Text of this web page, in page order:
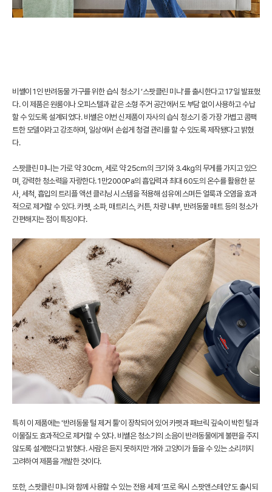
비쎌이 1인 반려동물 가구를 위한 습식 청소기 ‘스팟클린 미니’를 출시한다고 17일 발표했
다. 이 제품은 원룸이나 오피스텔과 같은 소형 주거 공간에서도 부담 없이 사용하고 수납
할 수 있도록 설계되었다. 비쎌은 이번 신제품이 자사의 습식 청소기 중 가장 가볍고 콤팩
트한 모델이라고 강조하며, 일상에서 손쉽게 청결 관리를 할 수 있도록 제작됐다고 밝혔
다.
스팟클린 미니는 가로 약 30㎝, 세로 약 25㎝의 크기와 3.4㎏의 무게를 가지고 있으
며, 강력한 청소력을 자랑한다. 1만2000Pa의 흡입력과 최대 60도의 온수를 활용한 분
사, 세척, 흡입의 트리플 액션 클리닝 시스템을 적용해 섬유에 스며든 얼룩과 오염을 효과
적으로 제거할 수 있다. 카펫, 소파, 매트리스, 커튼, 차량 내부, 반려동물 매트 등의 청소가
간편해지는 점이 특징이다.
특히 이 제품에는 '반려동물 털 제거 툴'이 장착되어 있어 카펫과 패브릭 깊숙이 박힌 털과
이물질도 효과적으로 제거할 수 있다. 비쎌은 청소기의 소음이 반려동물에게 불편을 주지
않도록 설계했다고 밝혔다. 사람은 듣지 못하지만 개와 고양이가 들을 수 있는 소리까지
고려하여 제품을 개발한 것이다.
또한, 스팟클린 미니와 함께 사용할 수 있는 전용 세제 ‘프로 옥시 스팟앤스테인’도 출시되